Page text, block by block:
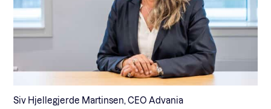
Siv Hjellegjerde Martinsen, CEO Advania